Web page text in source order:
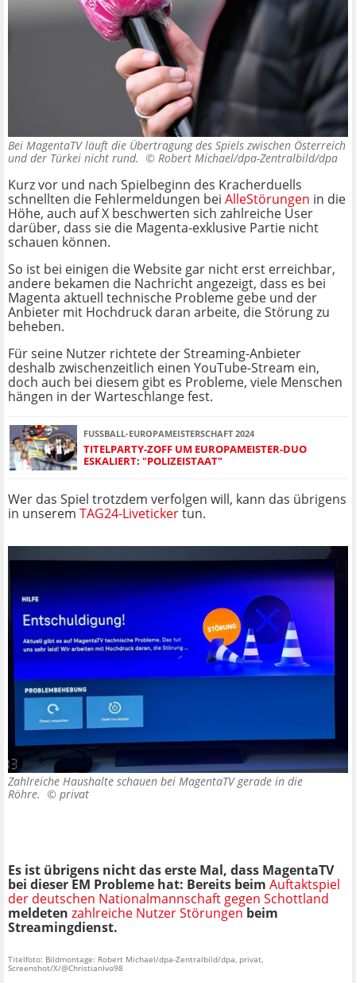
Bei MagentaTV läuft die Übertragung des Spiels zwischen Österreich
und der Türkei nicht rund. © Robert Michael/dpa-Zentralbild/dpa
Kurz vor und nach Spielbeginn des Kracherduells
schnellten die Fehlermeldungen bei AlleStörungen in die
Höhe, auch auf X beschwerten sich zahlreiche User
darüber, dass sie die Magenta-exklusive Partie nicht
schauen können.
So ist bei einigen die Website gar nicht erst erreichbar,
andere bekamen die Nachricht angezeigt, dass es bei
Magenta aktuell technische Probleme gebe und der
Anbieter mit Hochdruck daran arbeite, die Störung zu
beheben.
Für seine Nutzer richtete der Streaming-Anbieter
deshalb zwischenzeitlich einen YouTube-Stream ein,
doch auch bei diesem gibt es Probleme, viele Menschen
hängen in der Warteschlange fest.
FUSSBALL-EUROPAMEISTERSCHAFT 2024
TITELPARTY-ZOFF UM EUROPAMEISTER-DUO
ESKALIERT: "POLIZEISTAAT"
Wer das Spiel trotzdem verfolgen will, kann das übrigens
in unserem TAG24-Livetickertun.
Zahlreiche Haushalte schauen bei MagentaTV gerade in die
Röhre. © privat
Es ist übrigens nicht das erste Mal, dass MagentaTV
bei dieser EM Probleme hat: Bereits beim Auftaktspiel
der deutschen Nationalmannschaft gegen Schottland
meldeten zahlreiche Nutzer Störungen beim
Streamingdienst.
Titelfoto: Bildmontage: Robert Michael/dpa-Zentralbild/dpa, privat,
Screenshot/X/@ChristianIvo98